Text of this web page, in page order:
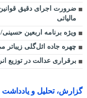
ضرورت اجرای دقیق قوانین
مالیاتی
ویژه برنامه اربعین
چهره جاده ائل‌گلی زیباتر
برقراری عدالت در
گزارش، تحلیل و یادداشت